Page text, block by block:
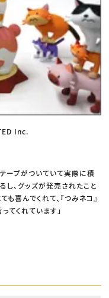
Inc.
テープがついていて実際に積
し、グッズが発売されたこと
も喜んでくれて、『つみネコ』
てくれています」